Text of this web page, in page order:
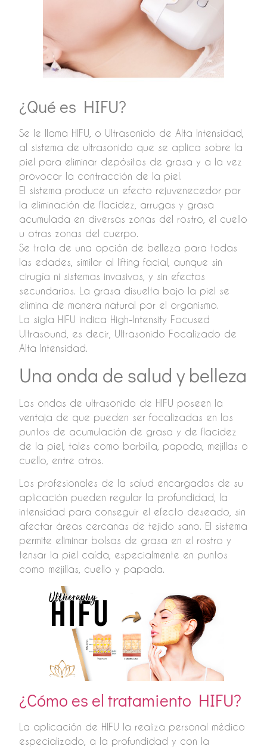
¿Qué es HIFU?
Se le llama HIFU, o Ultrasonido de Alta Intensidad,
al sistema de ultrasonido que se aplica sobre la
piel para eliminar depósitos de grasa y a la vez
provocar la contracción de la piel.
El sistema produce un efecto rejuvenecedor por
la eliminación de flacidez, arrugas y grasa
acumulada en diversas zonas del rostro, el cuello
u otras zonas del cuerpo.
Se trata de una opción de belleza para todas
las edades, similar al lifting facial, aunque sin
cirugía ni sistemas invasivos, y sin efectos
secundarios. La grasa disuelta bajo la piel se
elimina de manera natural por el organismo.
La sigla HIFU indica High-Intensity Focused
Ultrasound, es decir, Ultrasonido Focalizado de
Alta Intensidad.
Una onda de salud y belleza
Las ondas de ultrasonido de HIFU poseen la
ventaja de que pueden ser focalizadas en los
puntos de acumulación de grasa y de flacidez
de la piel, tales como barbilla, papada, mejillas o
cuello, entre otros.
Los profesionales de la salud encargados de su
aplicación pueden regular la profundidad, la
intensidad para conseguir el efecto deseado, sin
afectar áreas cercanas de tejido sano. El sistema
permite eliminar bolsas de grasa en el rostro y
tensar la piel caída, especialmente en puntos
como mejillas, cuello y papada.
¿Cómo es el tratamiento HIFU?
La aplicación de HIFU la realiza personal médico
especializado, a la profundidad y con la